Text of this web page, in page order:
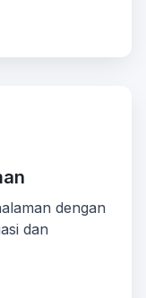
dengan
dan